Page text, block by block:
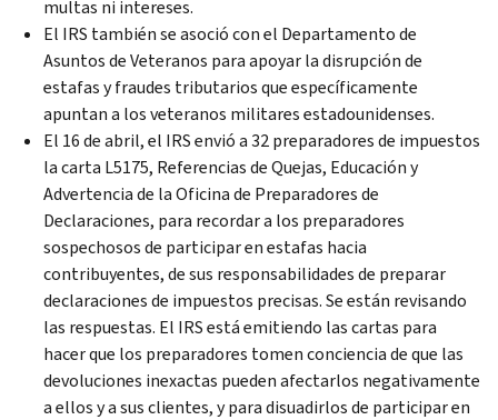
multas ni intereses.
El IRS también se asoció con el Departamento de
Asuntos de Veteranos para apoyar la disrupción de
estafas y fraudes tributarios que específicamente
apuntan a los veteranos militares estadounidenses.
El 16 de abril, el IRS envió a 32 preparadores de impuestos
la carta L5175, Referencias de Quejas, Educación y
Advertencia de la Oficina de Preparadores de
Declaraciones, para recordar a los preparadores
sospechosos de participar en estafas hacia
contribuyentes, de sus responsabilidades de preparar
declaraciones de impuestos precisas. Se están revisando
las respuestas. El IRS está emitiendo las cartas para
hacer que los preparadores tomen conciencia de que las
devoluciones inexactas pueden afectarlos negativamente
a ellos y a sus clientes, y para disuadirlos de participar en